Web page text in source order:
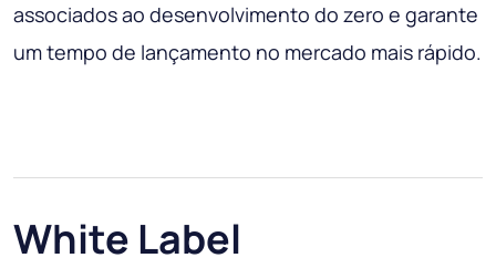
associados ao desenvolvimento do zero e garante
um tempo de lançamento no mercado mais rápido.
White Label